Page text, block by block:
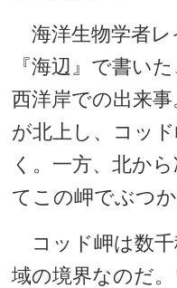
海洋生物学者レ
『海辺』で書い
西洋岸での出来
が北上し、コッ
く。一方、北か
てこの岬でぶつか
コッド岬は数千
域の境界なのだ